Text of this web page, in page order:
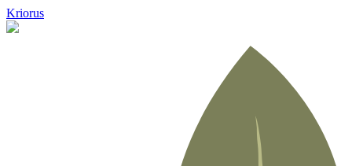
Kriorus